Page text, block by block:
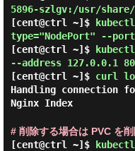
5896-szlgv:/usr/
[cent@ctrl ~]$
type="NodePort" --
[cent@ctrl ~]$
--address 127.0.0.1
[cent@ctrl ~]$ curl
Handling connection
Nginx Index
# 削除する場合は PVC を
[cent@ctrl ~]$